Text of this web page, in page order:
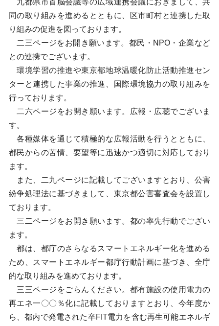
九都県市首脳会議等の広域連携会議におきまして、共
同の取り組みを進めるとともに、区市町村と連携した取
り組みの促進を図っております。
二三ページをお開き願います。都民・NPO・企業など
との連携でございます。
環境学習の推進や東京都地球温暖化防止活動推進セン
ターと連携した事業の推進、国際環境協力の取り組みを
行っております。
二六ページをお開き願います。広報・広聴でございま
す。
各種媒体を通じて積極的な広報活動を行うとともに、
都民からの苦情、要望等に迅速かつ適切に対応しており
ます。
また、二九ページに記載してございますとおり、公害
紛争処理法に基づきまして、東京都公害審査会を設置し
ております。
三二ページをお開き願います。都の率先行動でござい
ます。
都は、都庁のさらなるスマートエネルギー化を進める
ため、スマートエネルギー都庁行動計画に基づき、全庁
的な取り組みを進めております。
三三ページをごらんください。都有施設の使用電力の
再エネ一〇〇％化に記載しておりますとおり、今年度か
ら、都内で発電された卒FIT電力を含む再生可能エネルギ